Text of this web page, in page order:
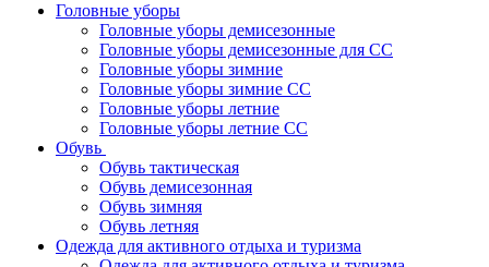
Головные уборы
Головные уборы демисезонные
Головные уборы демисезонные для СС
Головные уборы зимние
Головные уборы зимние СС
Головные уборы летние
Головные уборы летние СС
Обувь
Обувь тактическая
Обувь демисезонная
Обувь зимняя
Обувь летняя
Одежда для активного отдыха и туризма